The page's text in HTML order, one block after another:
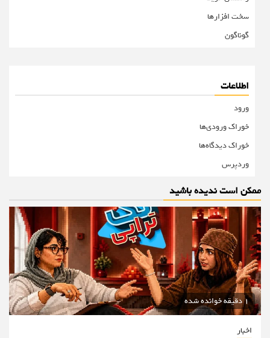
سخت افزارها
گوناگون
اطلاعات
ورود
خوراک ورودی‌ها
خوراک دیدگاه‌ها
وردپرس
ممکن است ندیده باشید
1 دقیقه خوانده شده
اخبار